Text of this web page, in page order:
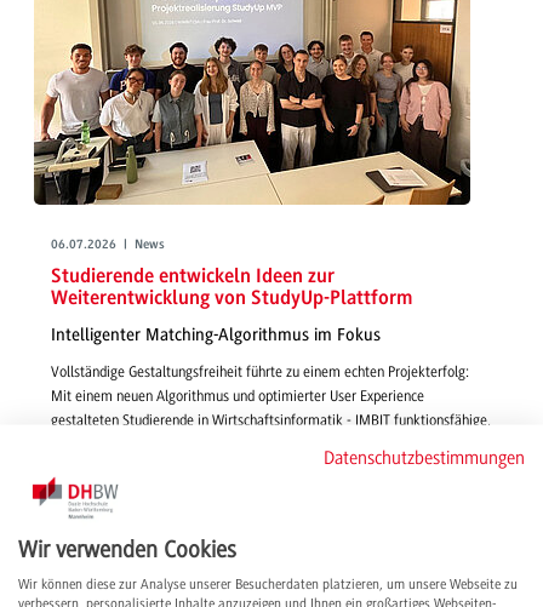
06.07.2026 | News
Studierende entwickeln Ideen zur
Weiterentwicklung von StudyUp-Plattform
Intelligenter Matching-Algorithmus im Fokus
Vollständige Gestaltungsfreiheit führte zu einem echten Projekterfolg:
Mit einem neuen Algorithmus und optimierter User Experience
gestalteten Studierende in Wirtschaftsinformatik - IMBIT funktionsfähige,
weiterlesen
Datenschutzbestimmungen
Wir verwenden Cookies
Wir können diese zur Analyse unserer Besucherdaten platzieren, um unsere Webseite zu
verbessern, personalisierte Inhalte anzuzeigen und Ihnen ein großartiges Webseiten-